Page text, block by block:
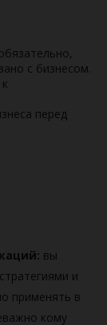
с бизнесом.
перед
вы
и
применять в
кому